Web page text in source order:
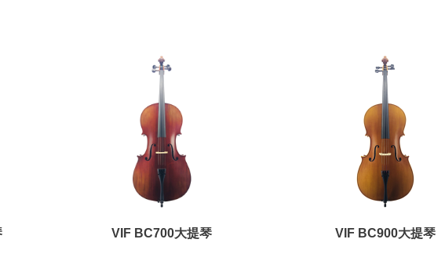
VIF BC700大提琴 VIF BC900大提琴